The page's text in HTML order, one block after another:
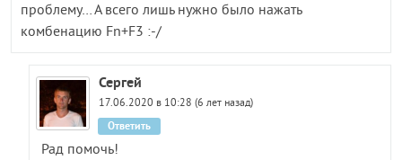
проблему… А всего лишь нужно было нажать
комбенацию Fn+F3 :-/
Сергей
17.06.2020 в 10:28 (6 лет назад)
Рад помочь!
Ответить